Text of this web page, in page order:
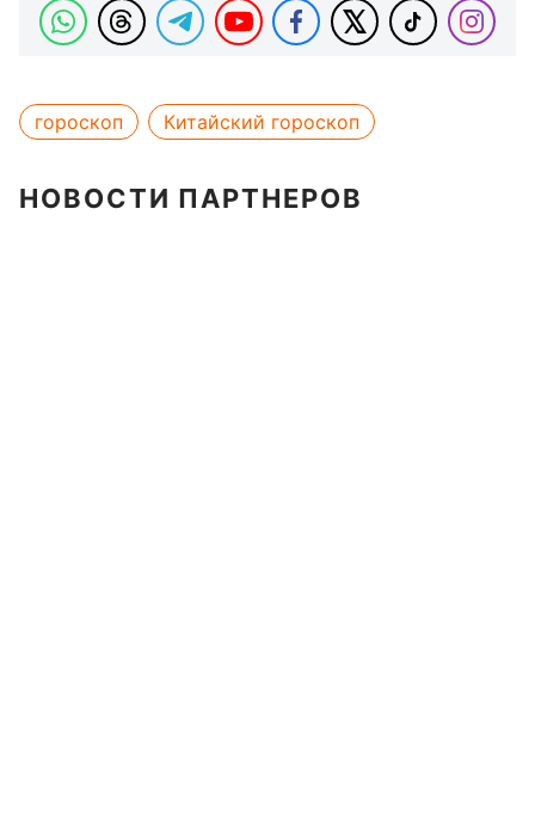
гороскоп Китайский гороскоп
НОВОСТИ ПАРТНЕРОВ